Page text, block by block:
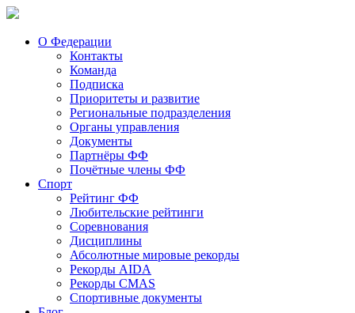
О Федерации
Контакты
Команда
Подписка
Приоритеты и развитие
Региональные подразделения
Органы управления
Документы
Партнёры ФФ
Почётные члены ФФ
Спорт
Рейтинг ФФ
Любительские рейтинги
Соревнования
Дисциплины
Абсолютные мировые рекорды
Рекорды AIDA
Рекорды CMAS
Спортивные документы